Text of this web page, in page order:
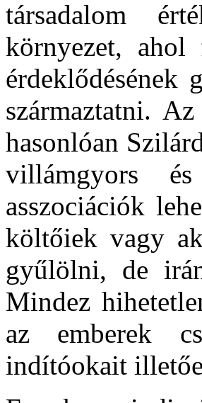
társadalom
környezet, ahol
származtatni.
hasonlóan
villámgyors
asszociációk
költőiek vagy
gyűlölni, de
Mindez
az emberek
indítóokait